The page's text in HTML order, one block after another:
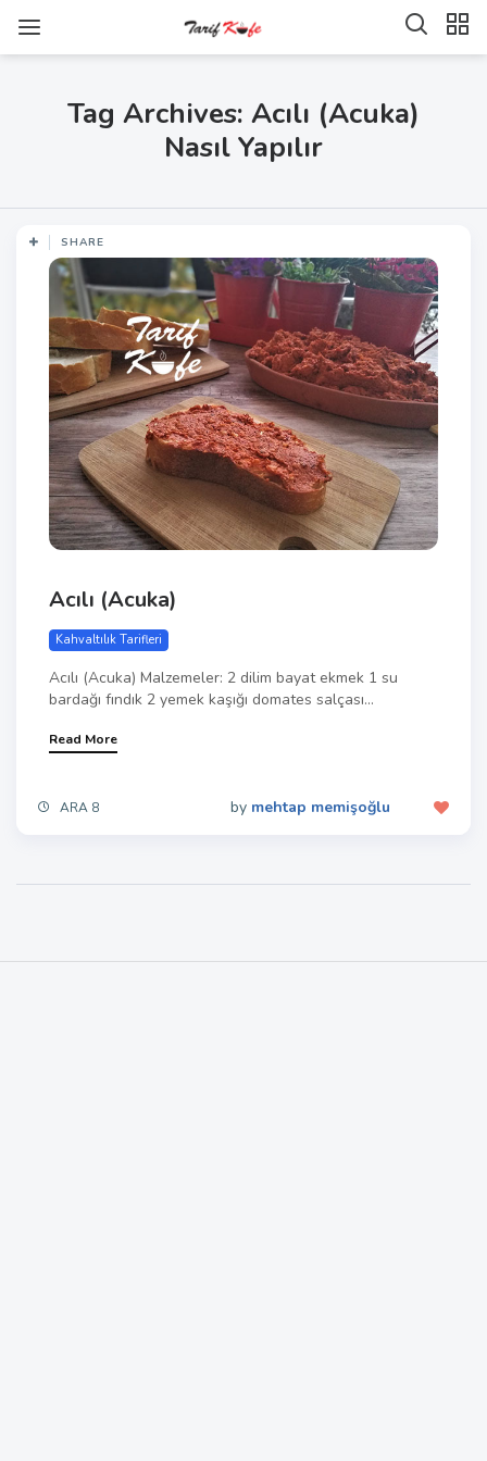
Tag Archives: Acılı (Acuka)
Nasıl Yapılır
SHARE
Acılı (Acuka)
Kahvaltılık Tarifleri
Acılı (Acuka) Malzemeler: 2 dilim bayat ekmek 1 su
bardağı fındık 2 yemek kaşığı domates salçası...
Read More
ARA 8 by mehtap memişoğlu